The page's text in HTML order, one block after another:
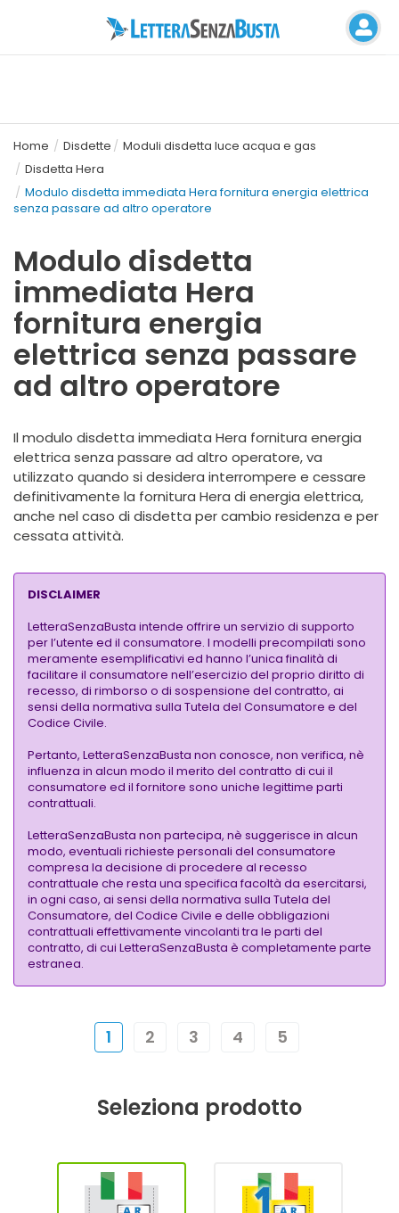
Home Disdette
Moduli disdetta luce acqua e gas
Disdetta Hera
Modulo disdetta immediata Hera fornitura energia elettrica
senza passare ad altro operatore
Modulo disdetta
immediata Hera
fornitura energia
elettrica senza passare
ad altro operatore
Il modulo disdetta immediata Hera fornitura energia
elettrica senza passare ad altro operatore, va
utilizzato quando si desidera interrompere e cessare
definitivamente la fornitura Hera di energia elettrica,
anche nel caso di disdetta per cambio residenza e per
cessata attività.
DISCLAIMER
LetteraSenzaBusta intende offrire un servizio di supporto
per l’utente ed il consumatore. I modelli precompilati sono
meramente esemplificativi ed hanno l’unica finalità di
facilitare il consumatore nell’esercizio del proprio diritto di
recesso, di rimborso o di sospensione del contratto, ai
sensi della normativa sulla Tutela del Consumatore e del
Codice Civile.
Pertanto, LetteraSenzaBusta non conosce, non verifica, nè
influenza in alcun modo il merito del contratto di cui il
consumatore ed il fornitore sono uniche legittime parti
contrattuali.
LetteraSenzaBusta non partecipa, nè suggerisce in alcun
modo, eventuali richieste personali del consumatore
compresa la decisione di procedere al recesso
contrattuale che resta una specifica facoltà da esercitarsi,
in ogni caso, ai sensi della normativa sulla Tutela del
Consumatore, del Codice Civile e delle obbligazioni
contrattuali effettivamente vincolanti tra le parti del
contratto, di cui LetteraSenzaBusta è completamente parte
estranea.
1 2 3 4 5
Seleziona prodotto